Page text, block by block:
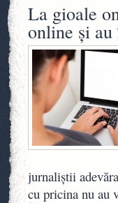
La gioale
online şi au
jurnaliştii
cu pricina nu au